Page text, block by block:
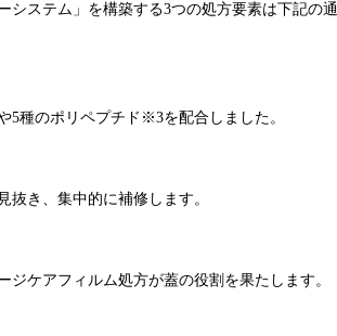
システム」を構築する3つの処方要素は下記の通
5種のポリペプチド※3を配合しました。
抜き、集中的に補修します。
ケアフィルム処方が蓋の役割を果たします。